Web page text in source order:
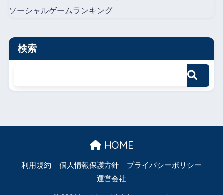
ソーシャルゲームランキング
検索
HOME
利用規約 個人情報保護方針
プライバシーポリシー
運営会社